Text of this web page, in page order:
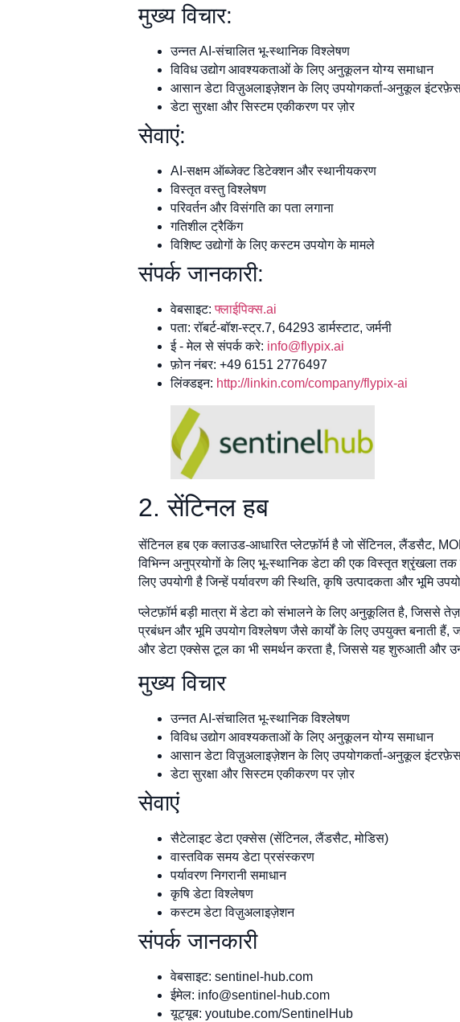
मुख्य विचार:
उन्नत AI-संचालित भू-स्थानिक विश्लेषण
विविध उद्योग आवश्यकताओं के लिए अनुकूलन योग्य समाधान
आसान डेटा विज़ुअलाइज़ेशन के लिए उपयोगकर्ता-अनुकूल
डेटा सुरक्षा और सिस्टम एकीकरण पर ज़ोर
सेवाएं:
AI-सक्षम ऑब्जेक्ट डिटेक्शन और स्थानीयकरण
विस्तृत वस्तु विश्लेषण
परिवर्तन और विसंगति का पता लगाना
गतिशील ट्रैकिंग
विशिष्ट उद्योगों के लिए कस्टम उपयोग के मामले
संपर्क जानकारी:
वेबसाइट:फ्लाईपिक्स.ai
पता: रॉबर्ट-बॉश-स्ट्र.7, 64293 डार्मस्टाट, जर्मनी
ई - मेल से संपर्क करे: info@flypix.ai
फ़ोन नंबर: +49 6151 2776497
लिंक्डइन: http://linkin.com/company/flypix-ai
2. सेंटिनल हब
सेंटिनल हब एक क्लाउड-आधारित प्लेटफ़ॉर्म है जो सेंटिनल, लैंडसैट,
विभिन्न अनुप्रयोगों के लिए भू-स्थानिक डेटा की एक विस्तृत श्रृंखला
लिए उपयोगी है जिन्हें पर्यावरण की स्थिति, कृषि उत्पादकता और भूमि
प्लेटफ़ॉर्म बड़ी मात्रा में डेटा को संभालने के लिए अनुकूलित है, जिससे तेज़
प्रबंधन और भूमि उपयोग विश्लेषण जैसे कार्यों के लिए उपयुक्त बनाती
और डेटा एक्सेस टूल का भी समर्थन करता है, जिससे यह शुरुआती और
मुख्य विचार
उन्नत AI-संचालित भू-स्थानिक विश्लेषण
विविध उद्योग आवश्यकताओं के लिए अनुकूलन योग्य समाधान
आसान डेटा विज़ुअलाइज़ेशन के लिए उपयोगकर्ता-अनुकूल
डेटा सुरक्षा और सिस्टम एकीकरण पर ज़ोर
सेवाएं
सैटेलाइट डेटा एक्सेस (सेंटिनल, लैंडसैट, मोडिस)
वास्तविक समय डेटा प्रसंस्करण
पर्यावरण निगरानी समाधान
कृषि डेटा विश्लेषण
कस्टम डेटा विज़ुअलाइज़ेशन
संपर्क जानकारी
वेबसाइट: sentinel-hub.com
ईमेल: info@sentinel-hub.com
यूट्यूब: youtube.com/SentinelHub